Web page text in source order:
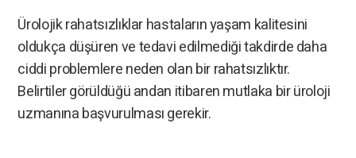
Ürolojik rahatsızlıklar hastaların yaşam kalitesini
oldukça düşüren ve tedavi edilmediği takdirde daha
ciddi problemlere neden olan bir rahatsızlıktır.
Belirtiler görüldüğü andan itibaren mutlaka bir üroloji
uzmanına başvurulması gerekir.